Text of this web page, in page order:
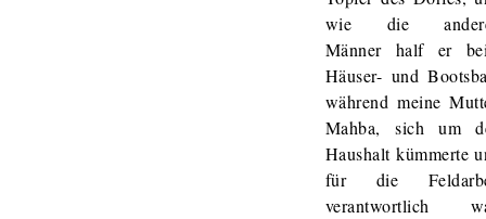
wie die
Männer half er
Häuser- und
während meine
Mahba, sich um
Haushalt kümmerte
für die
verantwortlich